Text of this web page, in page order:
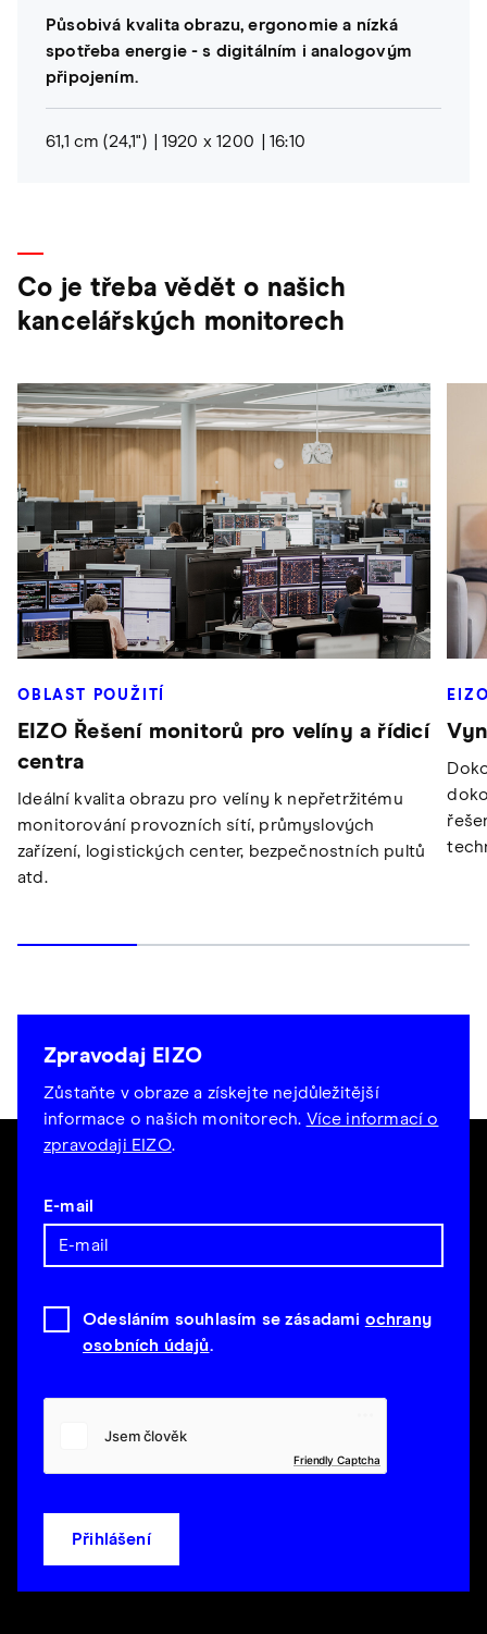
Působivá kvalita obrazu, ergonomie a nízká
spotřeba energie - s digitálním i analogovým
připojením.
61,1 cm (24,1") 1920 x 1200 16:10
Co je třeba vědět o našich
kancelářských monitorech
OBLAST POUŽITÍ
EIZO Řešení monitorů pro velíny a řídicí
centra
Ideální kvalita obrazu pro velíny k nepřetržitému
monitorování provozních sítí, průmyslových
zařízení, logistických center, bezpečnostních pultů
atd.
Zpravodaj EIZO
Zůstaňte v obraze a získejte nejdůležitější
informace o našich monitorech. Více informací o
zpravodaji EIZO.
E-mail
Odesláním souhlasím se zásadami ochrany
osobních údajů.
Friendly Captcha
Přihlášení